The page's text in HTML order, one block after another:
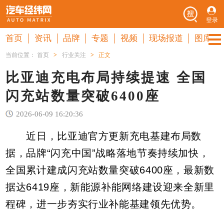
登录
首页 资讯 品牌 专题 视频 现场报道 图库
当前位置：首页 > 行业关注 > 正文
比亚迪充电布局持续提速 全国
闪充站数量突破6400座
2026-06-09 16:20:36
近日，比亚迪官方更新充电基建布局数
据，品牌“闪充中国”战略落地节奏持续加快，
全国累计建成闪充站数量突破6400座，最新数
据达6419座，新能源补能网络建设迎来全新里
程碑，进一步夯实行业补能基建领先优势。